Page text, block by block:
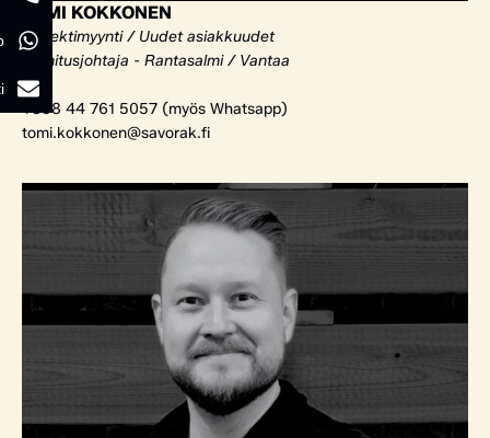
TOMI KOKKONEN
Projektimyynti / Uudet asiakkuudet
Toimitusjohtaja - Rantasalmi / Vantaa
+358 44 761 5057 (myös Whatsapp)
tomi.kokkonen@savorak.fi